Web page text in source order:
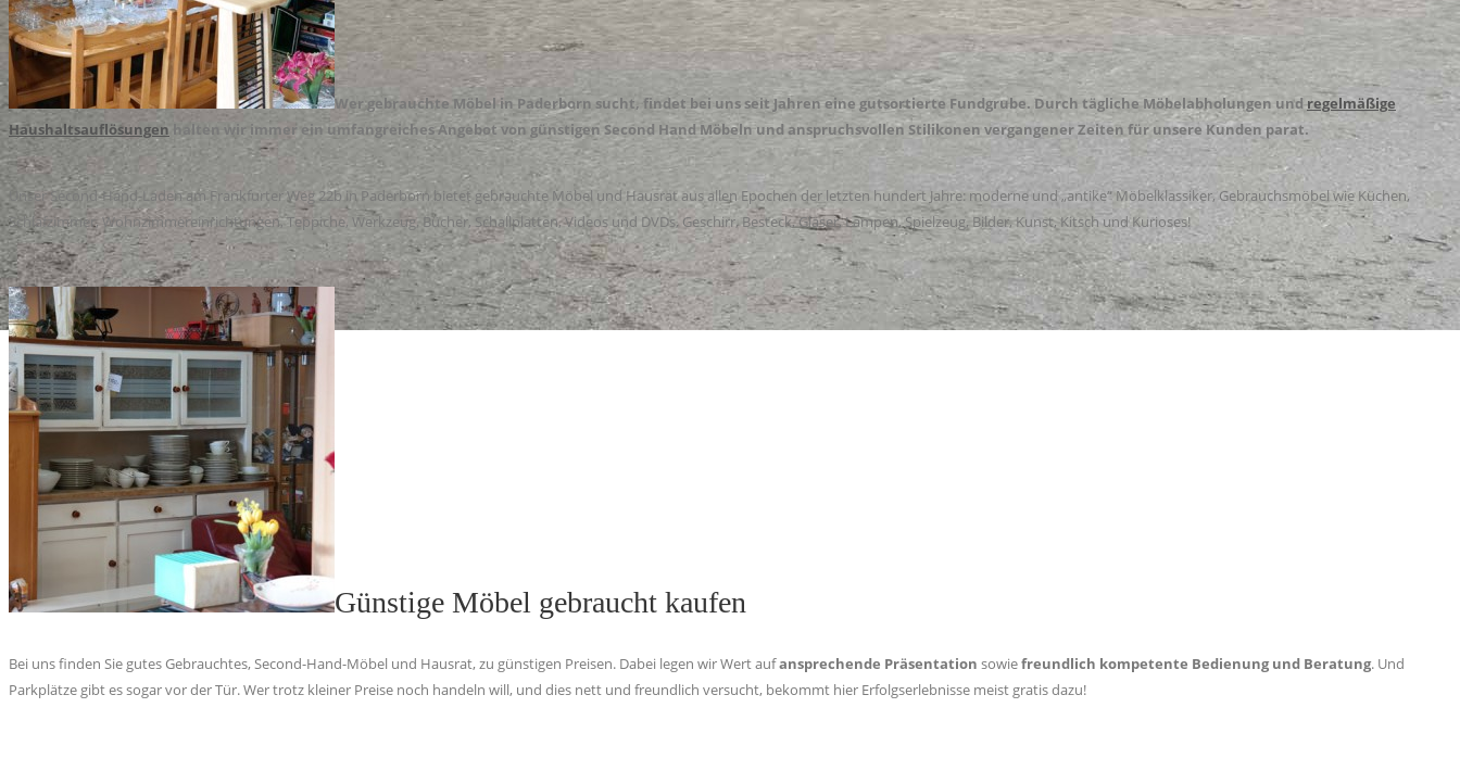
Wer gebrauchte Möbel in Paderborn sucht, findet bei uns seit Jahren eine gutsortierte Fundgrube. Durch tägliche Möbelabholungen undregelmäßige
Haushaltsauflösungen halten wir immer ein umfangreiches Angebot von günstigen Second Hand Möbeln und anspruchsvollen Stilikonen vergangener Zeiten für unsere Kunden parat.
Unser Second-Hand-Laden am Frankfurter Weg 22b in Paderborn bietet gebrauchte Möbel und Hausrat aus allen Epochen der letzten hundert Jahre: moderne und „antike“ Möbelklassiker, Gebrauchsmöbel wie Küchen,
Schlafzimmer, Wohnzimmereinrichtungen, Teppiche, Werkzeug, Bücher, Schallplatten, Videos und DVDs, Geschirr, Besteck, Gläser, Lampen, Spielzeug, Bilder, Kunst, Kitsch und Kurioses!
Günstige Möbel gebraucht kaufen
Bei uns finden Sie gutes Gebrauchtes, Second-Hand-Möbel und Hausrat, zu günstigen Preisen. Dabei legen wir Wert aufansprechende Präsentation sowiefreundlich kompetente Bedienung und Beratung. Und
Parkplätze gibt es sogar vor der Tür. Wer trotz kleiner Preise noch handeln will, und dies nett und freundlich versucht, bekommt hier Erfolgserlebnisse meist gratis dazu!